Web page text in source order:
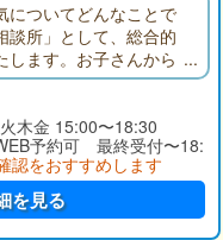
についてどんなことで
談所」として、総合的
します。お子さんから
」に、気になる症状、
してください。
木金 15:00〜18:30
予約可 最終受付〜18:
認をおすすめします
を見る